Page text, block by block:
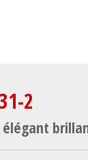
2
élégant